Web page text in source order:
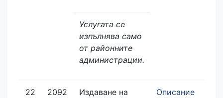
Услугата се
изпълнява само
от районните
администрации.
22 2092
Издаване на
Описание